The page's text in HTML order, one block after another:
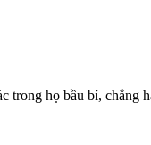
họ bầu bí, chẳng